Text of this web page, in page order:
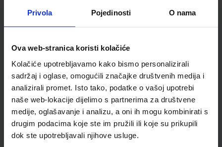
Privola Pojedinosti O nama
Ova web-stranica koristi kolačiće
Kolačiće upotrebljavamo kako bismo personalizirali
sadržaj i oglase, omogućili značajke društvenih medija i
analizirali promet. Isto tako, podatke o vašoj upotrebi
naše web-lokacije dijelimo s partnerima za društvene
medije, oglašavanje i analizu, a oni ih mogu kombinirati s
drugim podacima koje ste im pružili ili koje su prikupili
dok ste upotrebljavali njihove usluge.
Udžbenik
TRAGOVI 2; udžbenik povijesti s dodatnim digitalnim
Nakladnik: ŠKOLSKA KNJIGA d.d. Registarski broj ministarstva: 7099
SKU:567686 CIJENA:24,50 €
ŠIFRA OMOTA:
Udžbenik